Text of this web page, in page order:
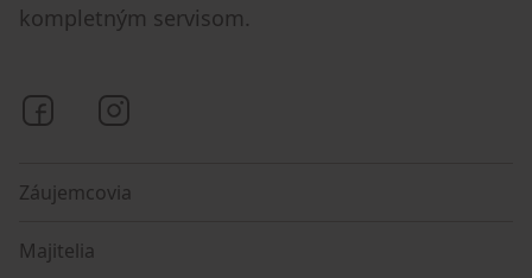
kompletným servisom.
Bezrealitky na Facebooku
Záujemcovia
Majitelia